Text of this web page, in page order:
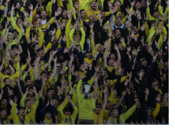
July 15, 2023